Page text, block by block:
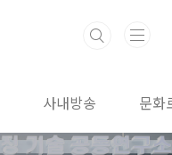
사내방송 문화